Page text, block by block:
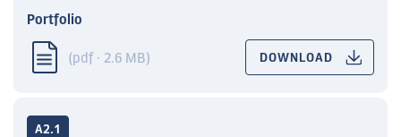
Portfolio
(pdf · 2.6 MB) DOWNLOAD
A2.1